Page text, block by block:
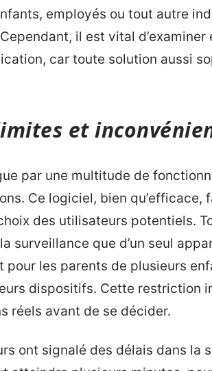
employés ou tout autre
il est vital
car toute solution aussi
et
par une multitude de
Ce logiciel, bien qu’efficace,
des utilisateurs potentiels.
surveillance que d’un seul
les parents de plusieurs
dispositifs. Cette restriction
réels avant de se décider.
ont signalé des délais dans la